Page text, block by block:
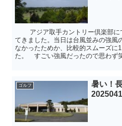
アジア取手カントリー倶楽部に
てきました。当日は台風並みの強風
なかったためか、比較的スムーズに
た。 すごい強風だったので思わず
ゴルフ
暑い！